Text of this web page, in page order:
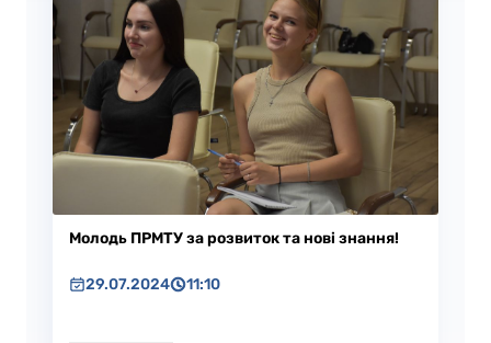
Молодь ПРМТУ за розвиток та нові знання!
29.07.2024 11:10